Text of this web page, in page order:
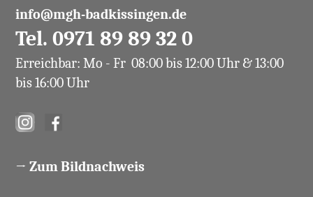
info@mgh-badkissingen.de
Tel. 0971 89 89 32 0
Erreichbar: Mo - Fr 08:00 bis 12:00 Uhr & 13:00
bis 16:00 Uhr
→ Zum Bildnachweis